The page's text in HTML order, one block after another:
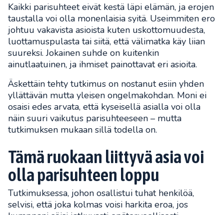
Kaikki parisuhteet eivät kestä läpi elämän, ja erojen
taustalla voi olla monenlaisia syitä. Useimmiten ero
johtuu vakavista asioista kuten uskottomuudesta,
luottamuspulasta tai siitä, että välimatka käy liian
suureksi. Jokainen suhde on kuitenkin
ainutlaatuinen, ja ihmiset painottavat eri asioita.
Äskettäin tehty tutkimus on nostanut esiin yhden
yllättävän mutta yleisen ongelmakohdan. Moni ei
osaisi edes arvata, että kyseisellä asialla voi olla
näin suuri vaikutus parisuhteeseen – mutta
tutkimuksen mukaan sillä todella on.
Tämä ruokaan liittyvä asia voi
olla parisuhteen loppu
Tutkimuksessa, johon osallistui tuhat henkilöä,
selvisi, että joka kolmas voisi harkita eroa, jos